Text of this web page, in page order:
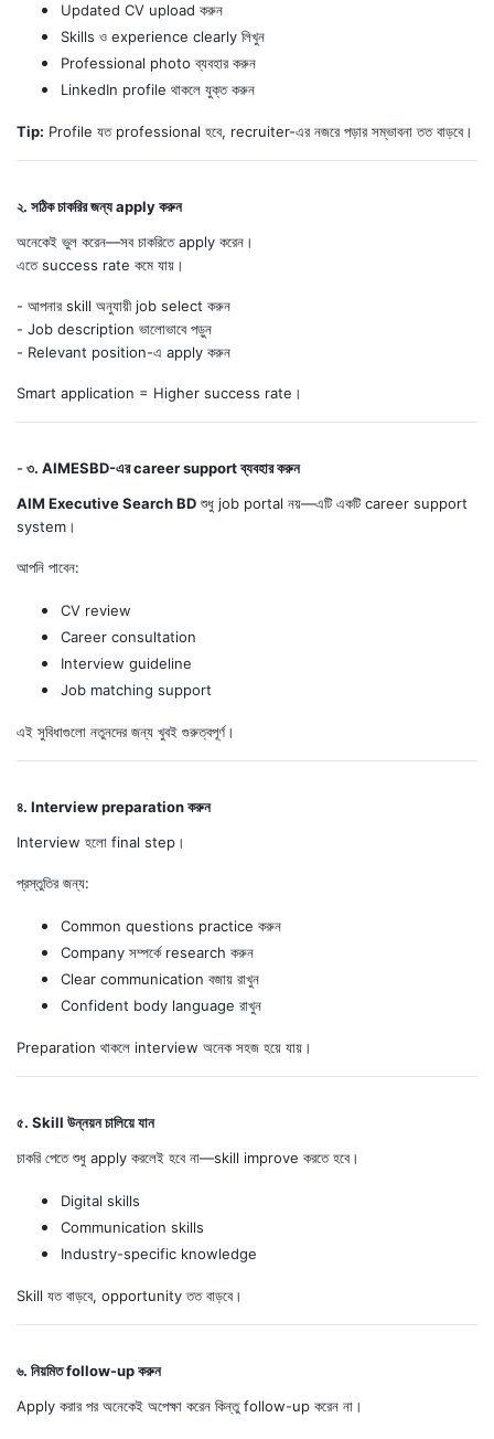
Updated CV upload করুন
Skills ও experience clearly লিখুন
Professional photo ব্যবহার করুন
LinkedIn profile থাকলে যুক্ত করুন
Tip: Profile যত professional হবে, recruiter-এর নজরে পড়ার সম্ভাবনা তত বাড়বে।
২. সঠিক চাকরির জন্য apply করুন
অনেকেই ভুল করেন—সব চাকরিতে apply করেন।
এতে success rate কমে যায়।
- আপনার skill অনুযায়ী job select করুন
- Job description ভালোভাবে পড়ুন
- Relevant position-এ apply করুন
Smart application = Higher success rate।
- ৩. AIMESBD-এর career support ব্যবহার করুন
AIM Executive Search BD শুধু job portal নয়—এটি একটি career support
system।
আপনি পাবেন:
CV review
Career consultation
Interview guideline
Job matching support
এই সুবিধাগুলো নতুনদের জন্য খুবই গুরুত্বপূর্ণ।
৪. Interview preparation করুন
Interview হলো final step।
প্রস্তুতির জন্য:
Common questions practice করুন
Company সম্পর্কে research করুন
Clear communication বজায় রাখুন
Confident body language রাখুন
Preparation থাকলে interview অনেক সহজ হয়ে যায়।
৫. Skill উন্নয়ন চালিয়ে যান
চাকরি পেতে শুধু apply করলেই হবে না—skill improve করতে হবে।
Digital skills
Communication skills
Industry-specific knowledge
Skill যত বাড়বে, opportunity তত বাড়বে।
৬. নিয়মিত follow-up করুন
Apply করার পর অনেকেই অপেক্ষা করেন কিন্তু follow-up করেন না।